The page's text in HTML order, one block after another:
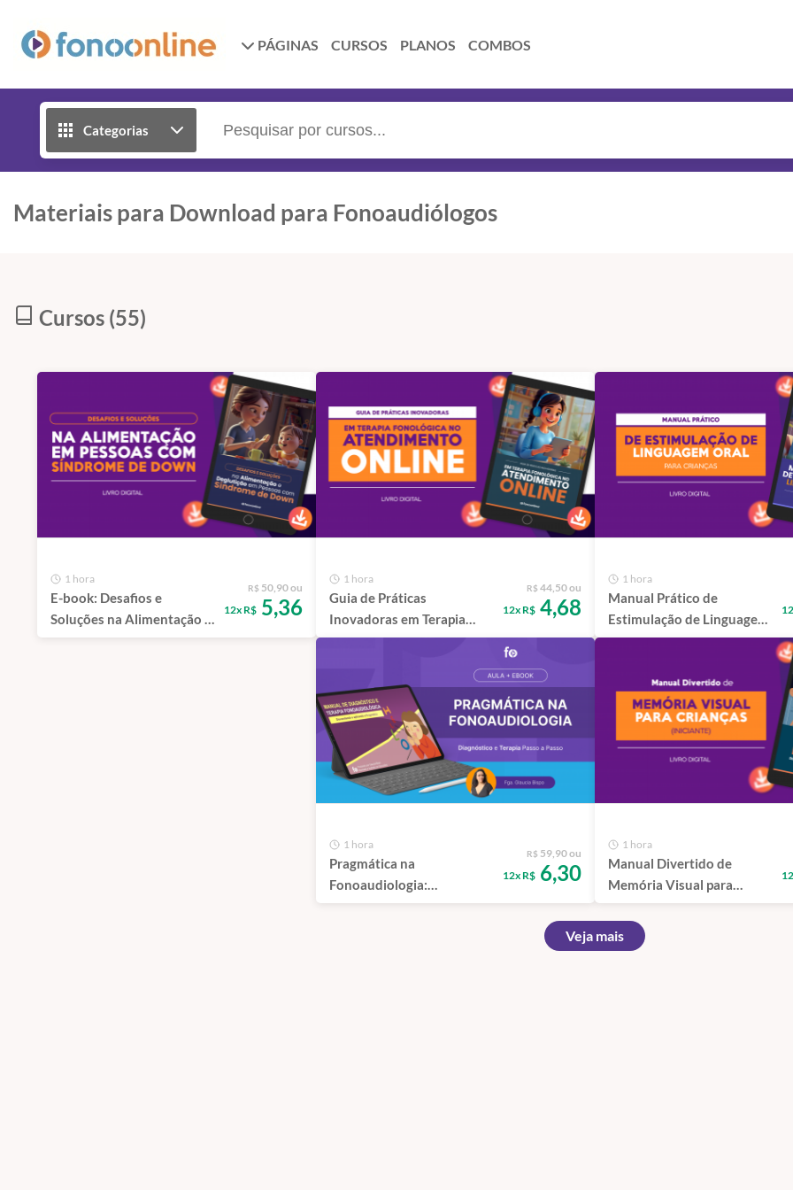
PÁGINAS CURSOS PLANOS COMBOS
Categorias
Materiais para Download para Fonoaudiólogos
Cursos (55)
1 hora
E-book: Desafios e
Soluções na Alimentação e
Deglutição em Pessoas
R$ 50,90 ou
12x R$ 5,36
1 hora
Guia de Práticas
Inovadoras em Terapia
Fonológica no
R$ 44,50 ou
12x R$ 4,68
1 hora
Manual Prático de
Estimulação de Linguagem
Oral para Crianças
1 hora
Pragmática na
Fonoaudiologia:
Diagnóstico e Terapia
R$ 59,90 ou
12x R$ 6,30
1 hora
Manual Divertido de
Memória Visual para
Crianças (Iniciante)
Veja mais